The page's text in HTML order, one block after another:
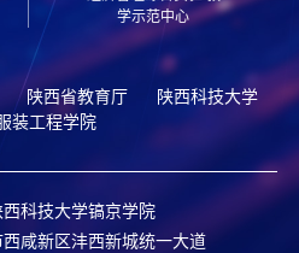
学示范中心
陕西省教育厅
陕西科技大学
装工程学院
科技大学镐京学院
咸新区沣西新城统一大道